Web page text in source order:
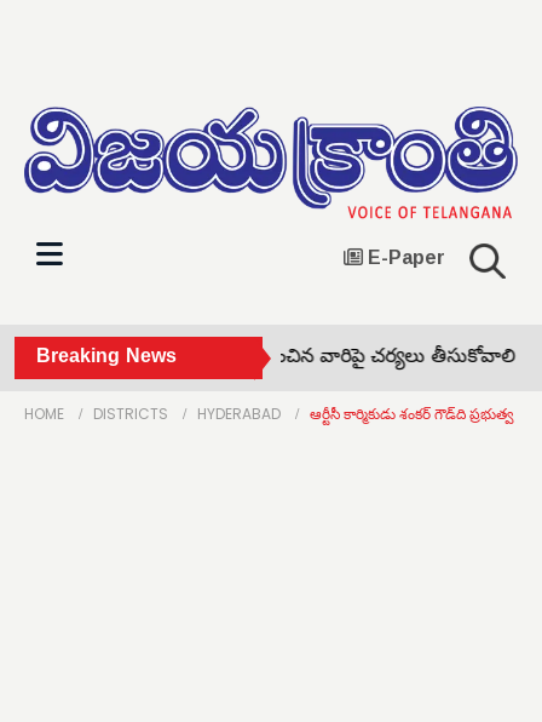
E-Paper
Breaking News
వ్యాఖ్యలు, పోస్టర్లు అతికించిన వారిపై చర్యలు తీసుకోవాలి •
HOME DISTRICTS HYDERABAD ఆర్టీసీ కార్మికుడు శంకర్ గౌడ్‌ది ప్రభుత్వ